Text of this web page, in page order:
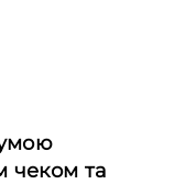
чеком та